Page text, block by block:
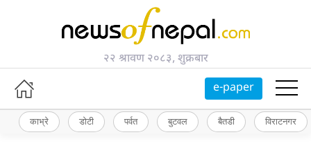
२२ श्रावण २०८३, शुक्रबार
e-paper
काभ्रे डोटी पर्वत बुटवल बैतडी विराटनगर